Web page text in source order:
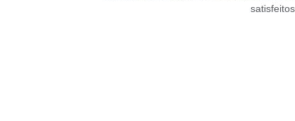
satisfeitos.